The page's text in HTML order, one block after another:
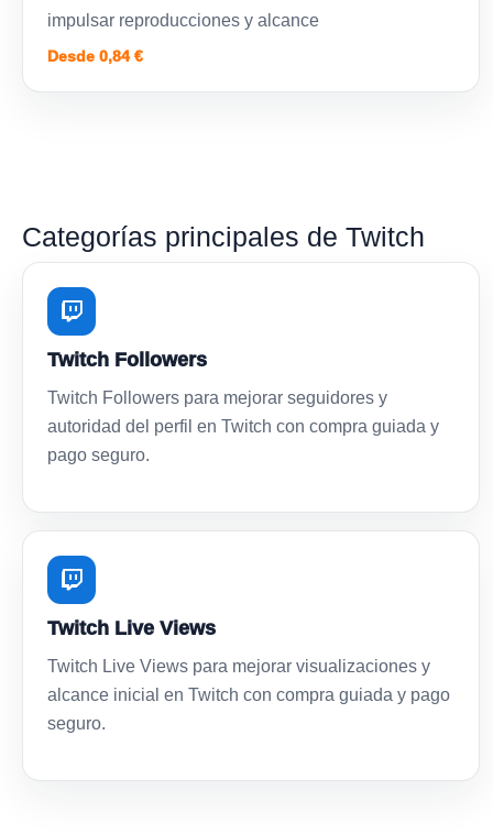
impulsar reproducciones y alcance
Desde 0,84 €
Categorías principales de Twitch
Twitch Followers
Twitch Followers para mejorar seguidores y
autoridad del perfil en Twitch con compra guiada y
pago seguro.
Twitch Live Views
Twitch Live Views para mejorar visualizaciones y
alcance inicial en Twitch con compra guiada y pago
seguro.